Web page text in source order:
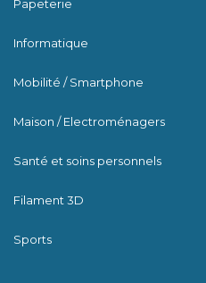
Papeterie
Informatique
Mobilité / Smartphone
Maison / Electroménagers
Santé et soins personnels
Filament 3D
Sports